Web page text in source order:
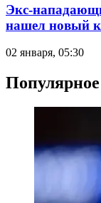
Экс-
нашел новый
02 января, 05:30